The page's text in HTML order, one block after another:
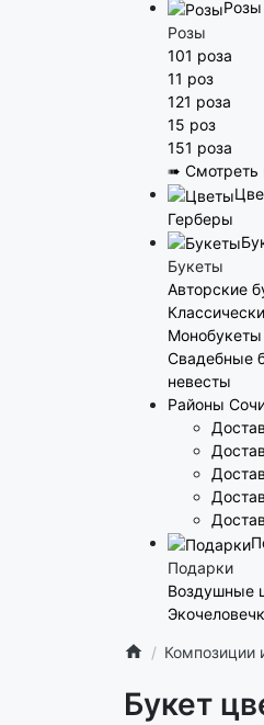
Розы
Розы
101 роза
11 роз
121 роза
15 роз
151 роза
➠ Смотреть
Герберы
Букеты
Авторские
Монобукеты
Свадебные
невесты
Районы
Подарки
Воздушные
Композиции
Букет